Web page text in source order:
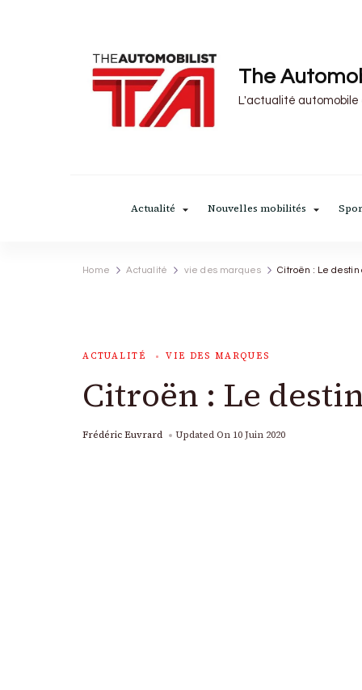
The
L'actualité automobile
Actualité Nouvelles mobilités
Home Actualité vie des marques Citroën : Le destin
ACTUALITÉ VIE DES MARQUES
Citroën : Le
Frédéric Euvrard Updated On 10 Juin 2020